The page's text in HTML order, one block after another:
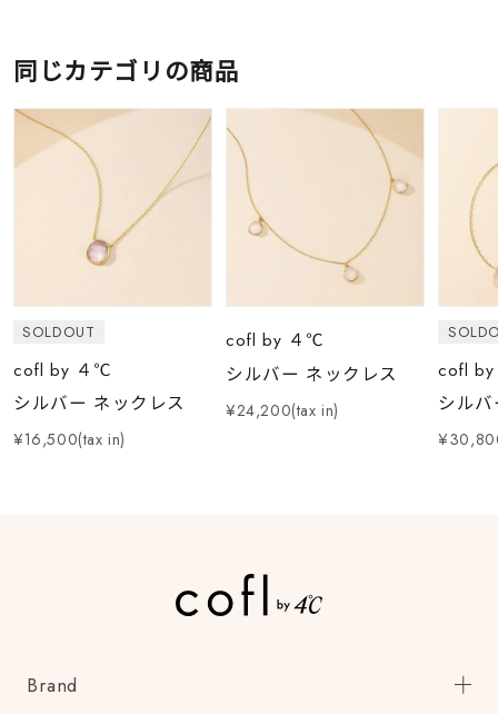
同じカテゴリの商品
SOLDOUT
cofl by ４℃
シルバー ネックレス
¥16,500(tax in)
cofl by ４℃
シルバー ネックレス
¥24,200(tax in)
cofl
シル
Brand